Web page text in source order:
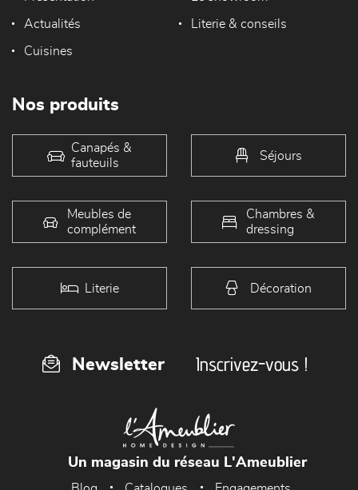
Actualités Literie & conseils
Cuisines
Nos produits
Canapés &
fauteuils
Séjours
Meubles de
complément
Chambres &
dressing
Literie Décoration
Newsletter Inscrivez-vous !
Un magasin du réseau L'Ameublier